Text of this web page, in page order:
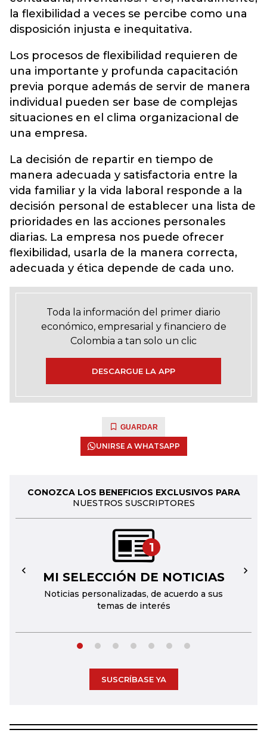
la flexibilidad a veces se percibe como una
disposición injusta e inequitativa.
Los procesos de flexibilidad requieren de
una importante y profunda capacitación
previa porque además de servir de manera
individual pueden ser base de complejas
situaciones en el clima organizacional de
una empresa.
La decisión de repartir en tiempo de
manera adecuada y satisfactoria entre la
vida familiar y la vida laboral responde a la
decisión personal de establecer una lista de
prioridades en las acciones personales
diarias. La empresa nos puede ofrecer
flexibilidad, usarla de la manera correcta,
adecuada y ética depende de cada uno.
Toda la información del primer diario
económico, empresarial y financiero de
Colombia a tan solo un clic
DESCARGUE LA APP
GUARDAR
UNIRSE A WHATSAPP
CONOZCA LOS BENEFICIOS EXCLUSIVOS PARA
NUESTROS SUSCRIPTORES
1
MI SELECCIÓN DE NOTICIAS
Noticias personalizadas, de acuerdo a sus
temas de interés
← →
SUSCRÍBASE YA